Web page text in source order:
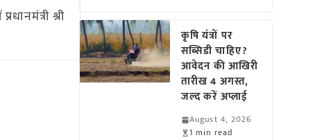
श्री
कृषि यंत्रों पर
सब्सिडी चाहिए?
आवेदन की आखिरी
तारीख 4 अगस्त,
जल्द करें अप्लाई
August 4, 2026
1 min read